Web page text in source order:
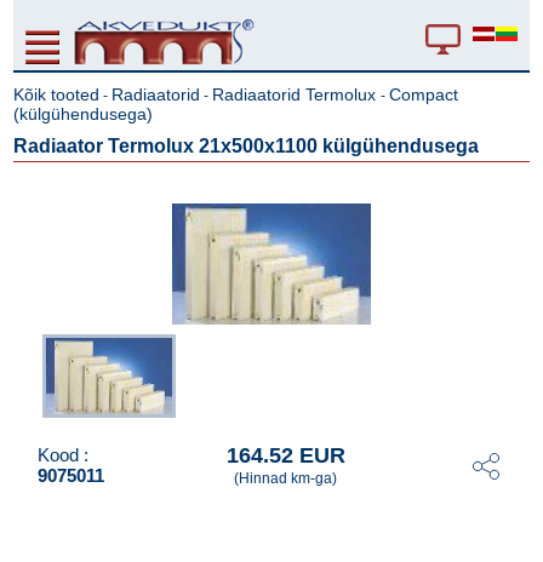
Kõik tooted - Radiaatorid - Radiaatorid Termolux-Compact
(külgühendusega)
Radiaator Termolux 21x500x1100 külgühendusega
Kood :
9075011
164.52 EUR
(Hinnad km-ga)